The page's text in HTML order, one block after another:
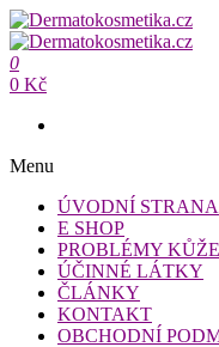
Přeskočit
na
obsah
Dermatokosmetika.cz
Dermatokosmetika.cz
0
0 Kč
Menu
ÚVODNÍ STRANA
E SHOP
PROBLÉMY KŮŽE
ÚČINNÉ LÁTKY
ČLÁNKY
KONTAKT
OBCHODNÍ